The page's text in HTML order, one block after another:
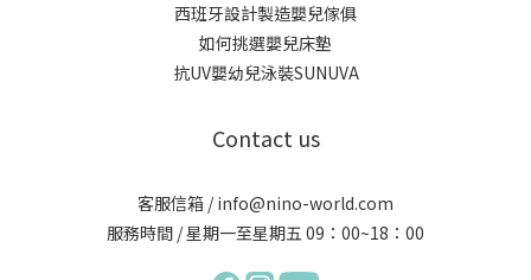
西班牙設計製造嬰兒傢俱
如何挑選嬰兒床墊
抗UV嬰幼兒泳裝SUNUVA
Contact us
客服信箱 / info@nino-world.com
服務時間 / 星期一至星期五 09：00~18：00